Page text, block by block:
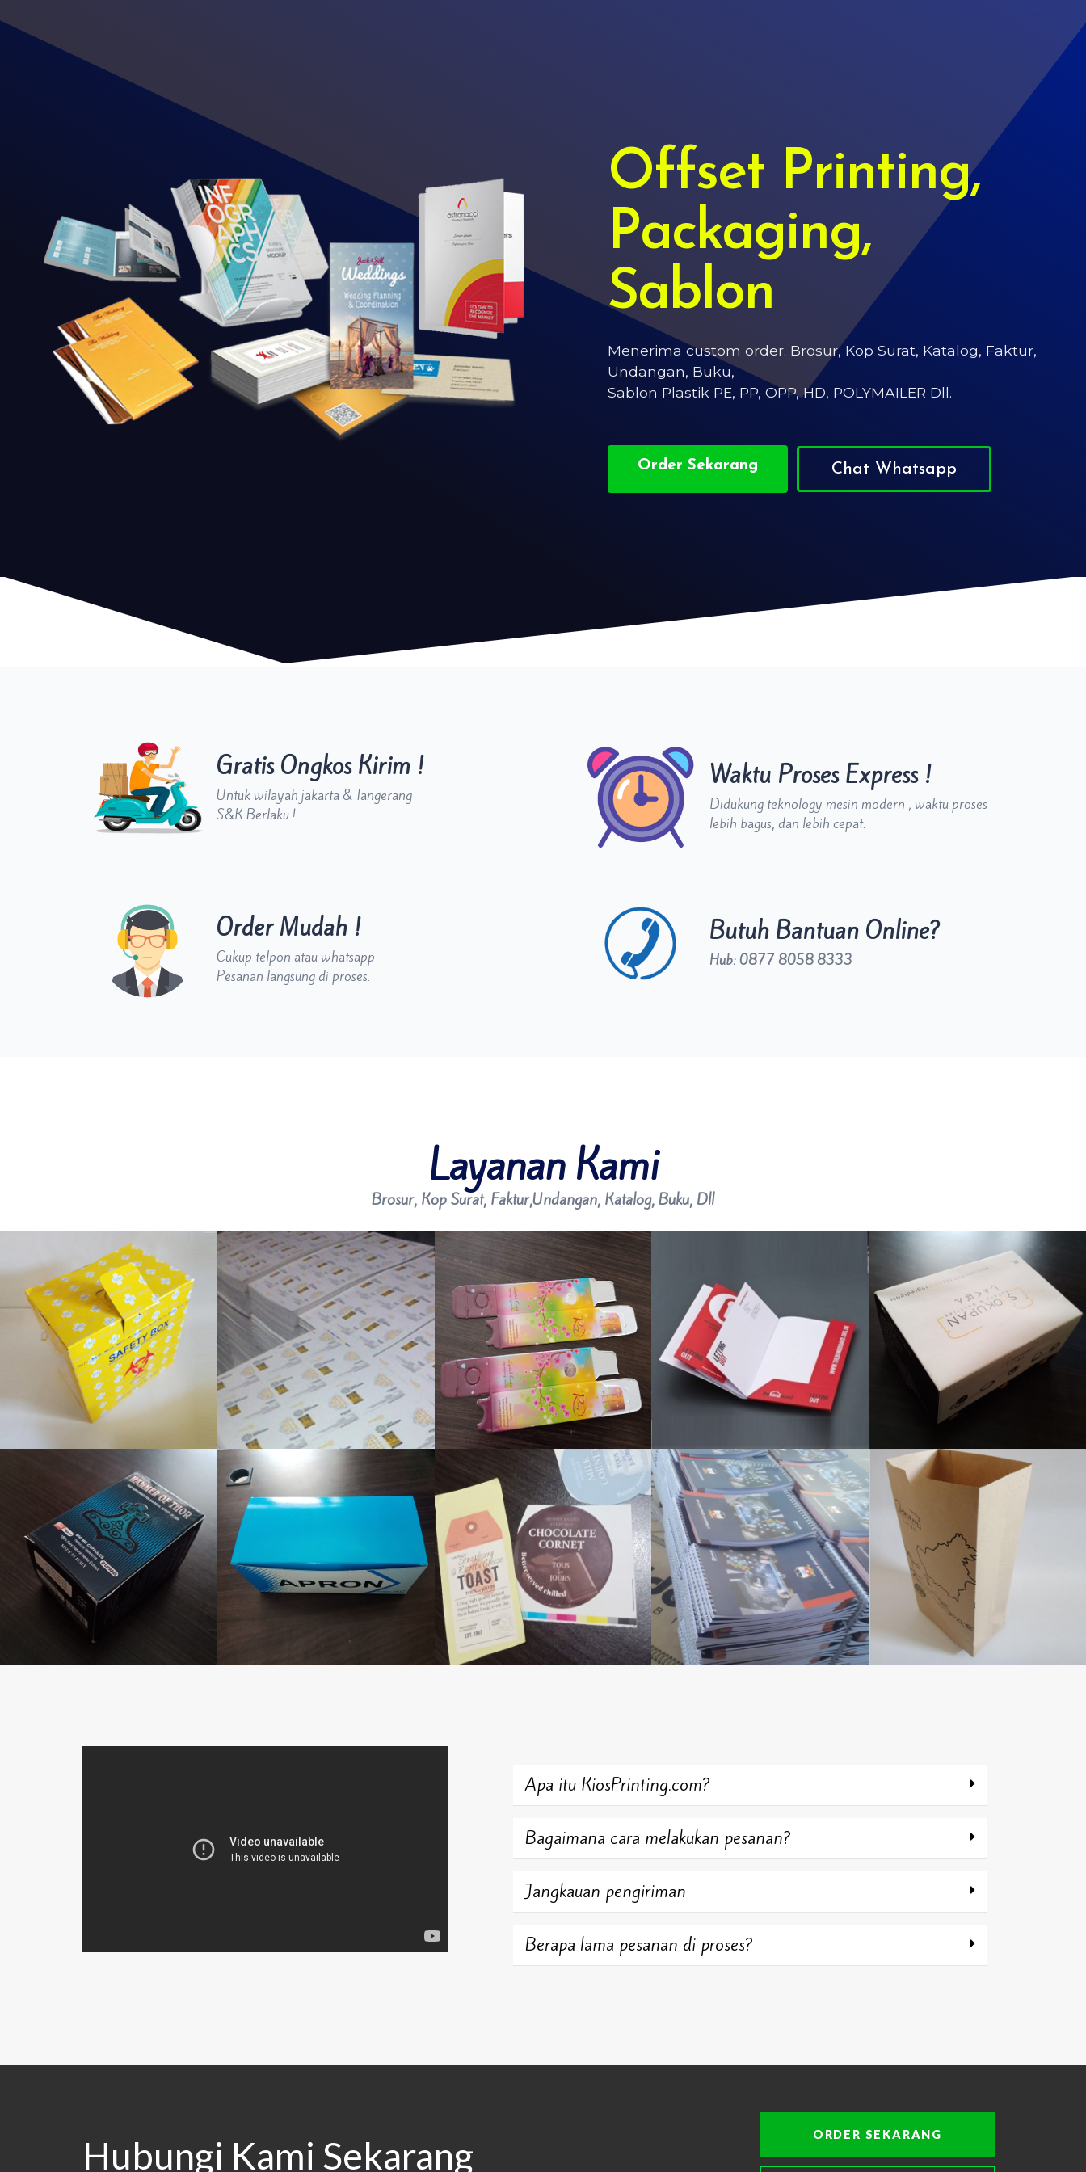
Offset Printing,
Packaging,
Sablon
Menerima custom order. Brosur, Kop Surat, Katalog, Faktur,
Undangan, Buku,
Sablon Plastik PE, PP, OPP, HD, POLYMAILER Dll.
Order Sekarang Chat Whatsapp
Gratis Ongkos Kirim !
Untuk wilayah jakarta & Tangerang
S&K Berlaku !
Waktu Proses Express !
Didukung teknology mesin modern , waktu proses
lebih bagus, dan lebih cepat.
Order Mudah !
Cukup telpon atau whatsapp
Pesanan langsung di proses.
Butuh Bantuan Online?
Hub: 0877 8058 8333
Layanan Kami
Brosur, Kop Surat, Faktur,Undangan, Katalog, Buku, Dll
Apa itu KiosPrinting.com?
Bagaimana cara melakukan pesanan?
Jangkauan pengiriman
Berapa lama pesanan di proses?
Hubungi Kami Sekarang ORDER SEKARANG